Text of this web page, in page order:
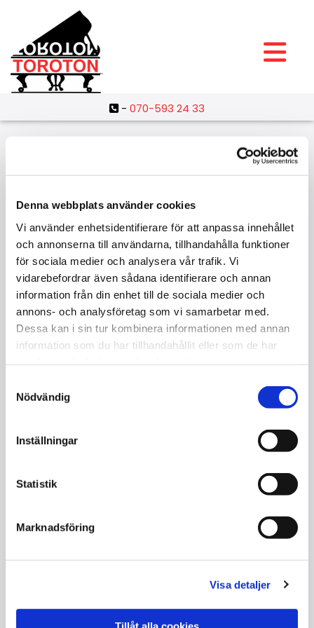
Denna webbplats använder cookies
Vi använder enhetsidentifierare för att anpassa innehållet
och annonserna till användarna, tillhandahålla funktioner
för sociala medier och analysera vår trafik. Vi
vidarebefordrar även sådana identifierare och annan
information från din enhet till de sociala medier och
annons- och analysföretag som vi samarbetar med.
Dessa kan i sin tur kombinera informationen med annan
information som du har tillhandahållit eller som de har
Nödvändig
Inställningar
Statistik
Marknadsföring
Visa detaljer
- 070-593 24 33
I lager
Kontakta oss
SFM mekanik med magnetteknik
+46705932433
piano@toroton.com
Lindhagavägen 51 Butik:Bukettvägen 3
635 13 Eskilstuna